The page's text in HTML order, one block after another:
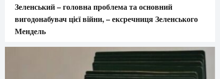
Зеленський – головна проблема та основний
вигодонабувач цієї війни, – ексречниця Зеленського
Мендель